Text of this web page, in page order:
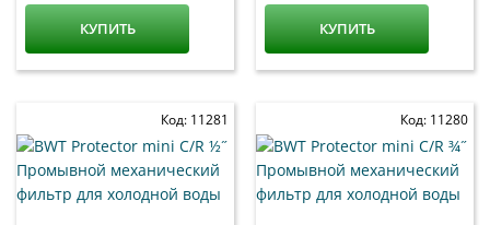
КУПИТЬ КУПИТЬ
Код: 11281 Код: 11280